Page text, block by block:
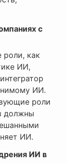
с
роли, как
ИИ,
ИИ.
роли
должны
ИИ.
ИИ в